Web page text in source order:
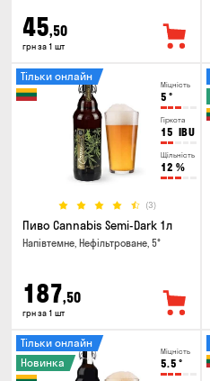
45,50
грн за 1 шт
Міцність
5 °
Гіркота
15 IBU
Щільність
12 %
(3)
Тільки онлайн
Пиво Cannabis Semi-Dark 1л
Напівтемне, Нефільтроване, 5°
187,50
грн за 1 шт
Міцність
5.5 °
Тільки онлайн
Новинка